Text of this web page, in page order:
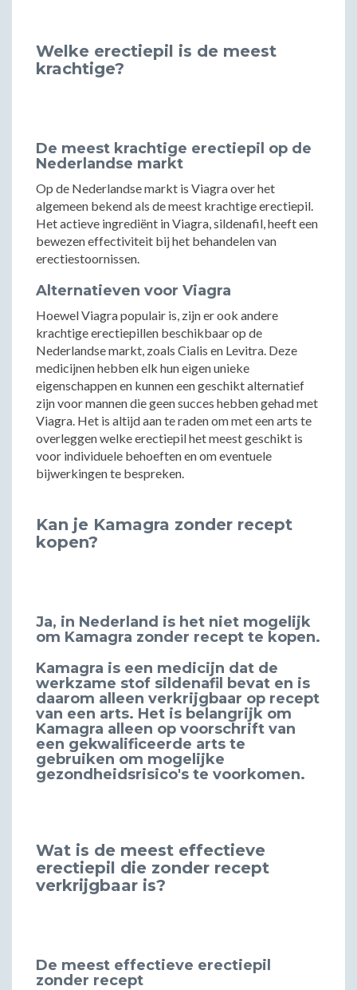
Welke erectiepil is de meest
krachtige?
De meest krachtige erectiepil op de
Nederlandse markt
Op de Nederlandse markt is Viagra over het
algemeen bekend als de meest krachtige erectiepil.
Het actieve ingrediënt in Viagra, sildenafil, heeft een
bewezen effectiviteit bij het behandelen van
erectiestoornissen.
Alternatieven voor Viagra
Hoewel Viagra populair is, zijn er ook andere
krachtige erectiepillen beschikbaar op de
Nederlandse markt, zoals Cialis en Levitra. Deze
medicijnen hebben elk hun eigen unieke
eigenschappen en kunnen een geschikt alternatief
zijn voor mannen die geen succes hebben gehad met
Viagra. Het is altijd aan te raden om met een arts te
overleggen welke erectiepil het meest geschikt is
voor individuele behoeften en om eventuele
bijwerkingen te bespreken.
Kan je Kamagra zonder recept
kopen?
Ja, in Nederland is het niet mogelijk
om Kamagra zonder recept te kopen.
Kamagra is een medicijn dat de
werkzame stof sildenafil bevat en is
daarom alleen verkrijgbaar op recept
van een arts. Het is belangrijk om
Kamagra alleen op voorschrift van
een gekwalificeerde arts te
gebruiken om mogelijke
gezondheidsrisico's te voorkomen.
Wat is de meest effectieve
erectiepil die zonder recept
verkrijgbaar is?
De meest effectieve erectiepil
zonder recept